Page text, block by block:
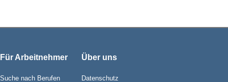
Für Arbeitnehmer
Suche nach Berufen
Über uns
Datenschutz